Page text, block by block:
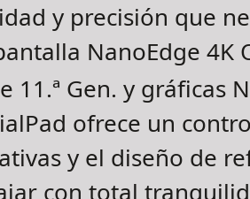
y precisión que
NanoEdge 4K
11.ª Gen. y gráficas
ofrece un
y el diseño de
con total